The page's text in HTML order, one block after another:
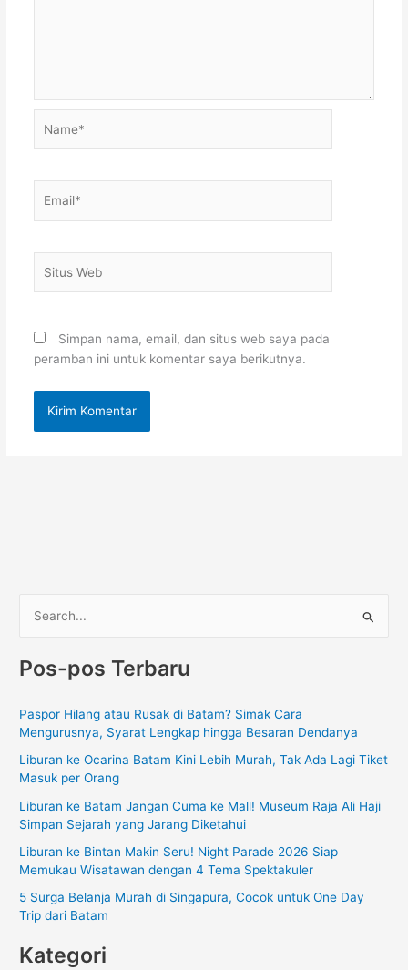
Web
Simpan nama, email, dan situs web saya pada
peramban ini untuk komentar saya berikutnya.
r
u
t
Pos-pos Terbaru
Paspor Hilang atau Rusak di Batam? Simak Cara
Mengurusnya, Syarat Lengkap hingga Besaran Dendanya
Liburan ke Ocarina Batam Kini Lebih Murah, Tak Ada Lagi Tiket
Masuk per Orang
Liburan ke Batam Jangan Cuma ke Mall! Museum Raja Ali Haji
Simpan Sejarah yang Jarang Diketahui
Liburan ke Bintan Makin Seru! Night Parade 2026 Siap
Memukau Wisatawan dengan 4 Tema Spektakuler
5 Surga Belanja Murah di Singapura, Cocok untuk One Day
Trip dari Batam
Kategori